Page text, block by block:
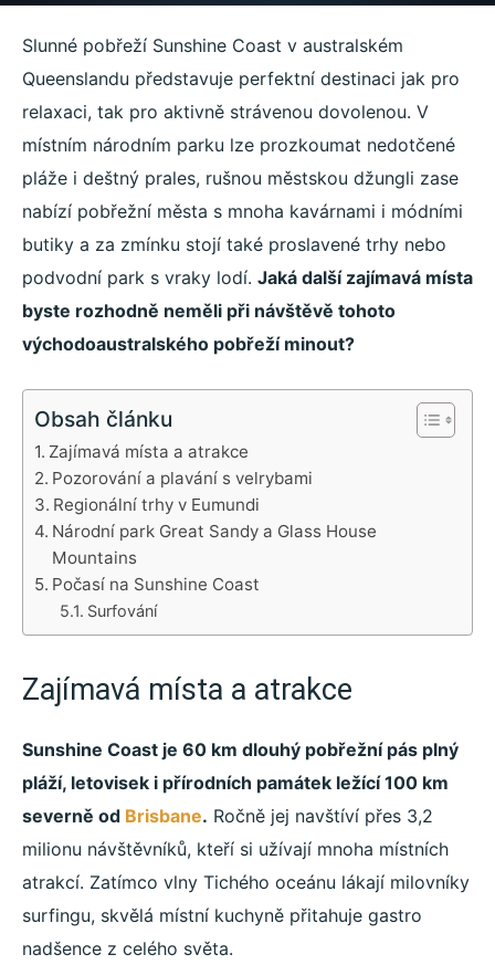
Slunné pobřeží Sunshine Coast v australském
Queenslandu představuje perfektní destinaci jak pro
relaxaci, tak pro aktivně strávenou dovolenou. V
místním národním parku lze prozkoumat nedotčené
pláže i deštný prales, rušnou městskou džungli zase
nabízí pobřežní města s mnoha kavárnami i módními
butiky a za zmínku stojí také proslavené trhy nebo
podvodní park s vraky lodí. Jaká další zajímavá místa
byste rozhodně neměli při návštěvě tohoto
východoaustralského pobřeží minout?
Obsah článku
Zajímavá místa a atrakce
Pozorování a plavání s velrybami
Regionální trhy v Eumundi
Národní park Great Sandy a Glass House
Mountains
Počasí na Sunshine Coast
Surfování
Zajímavá místa a atrakce
Sunshine Coast je 60 km dlouhý pobřežní pás plný
pláží, letovisek i přírodních památek ležící 100 km
severně od Brisbane. Ročně jej navštíví přes 3,2
milionu návštěvníků, kteří si užívají mnoha místních
atrakcí. Zatímco vlny Tichého oceánu lákají milovníky
surfingu, skvělá místní kuchyně přitahuje gastro
nadšence z celého světa.